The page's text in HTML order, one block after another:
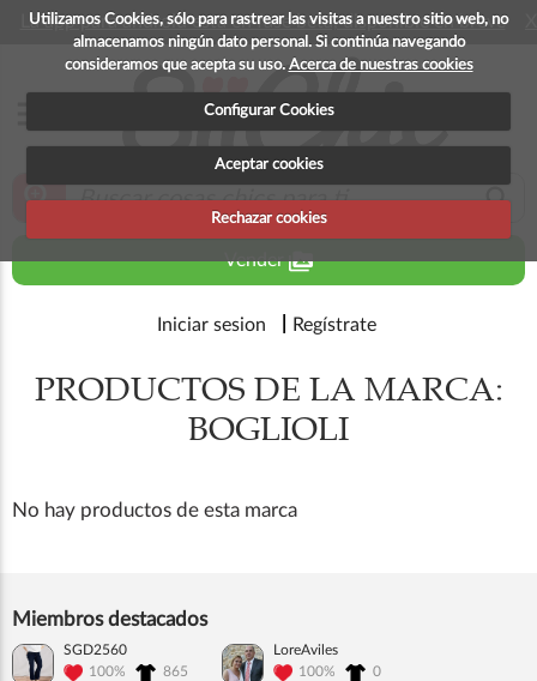
Utilizamos Cookies, sólo para rastrear las visitas a nuestro sitio web, no
almacenamos ningún dato personal. Si continúa navegando
consideramos que acepta su uso. Acerca de nuestras cookies
Configurar Cookies
Aceptar cookies
Rechazar cookies
La app para android esta en fase beta, disponible en breve
zoom_in search
Venderperm_media
Iniciar sesion Regístrate
PRODUCTOS DE LA MARCA:
BOGLIOLI
No hay productos de esta marca
Miembros destacados
SGD2560
100%
865
LoreAviles
100%
0